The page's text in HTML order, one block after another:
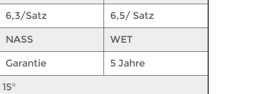
6,3/Satz 6,5/ Satz
NASS WET
Garantie 5 Jahre
15°